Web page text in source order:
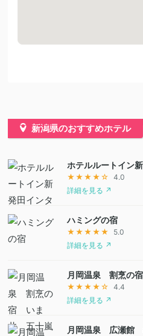
新潟県のおすすめホテル
ホテルルートイン
★★★★☆
4.0
詳細を見る ↗
ハミングの宿
★★★★★
5.0
詳細を見る ↗
月岡温泉 割烹
★★★★☆
4.4
詳細を見る ↗
月岡温泉 広瀬館